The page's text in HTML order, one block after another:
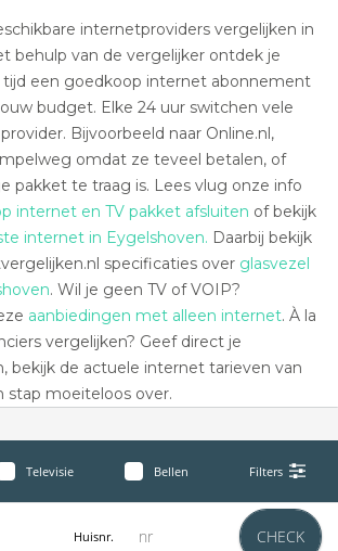
internetproviders vergelijken in
behulp van de vergelijker ontdek je
een goedkoop internet abonnement
budget. Elke 24 uur switchen vele
Bijvoorbeeld naar Online.nl,
omdat ze teveel betalen, of
pakket te traag is. Lees vlug onze info
internet en TV pakket afsluiten of bekijk
internet in Eygelshoven. Daarbij bekijk
specificaties over glasvezel
. Wil je geen TV of VOIP?
aanbiedingen met alleen internet. À la
vergelijken? Geef direct je
bekijk de actuele internet tarieven van
stap moeiteloos over.
Televisie Bellen Filters
Huisnr. CHECK